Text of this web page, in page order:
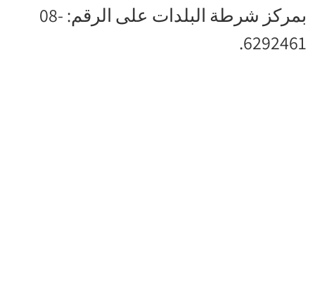
بمركز شرطة البلدات على الرقم: ‎08-
6292461.